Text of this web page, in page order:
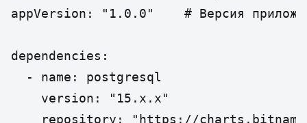
appVersion: "1.0.0"    # Версия
dependencies:
  - name: postgresql
    version: "15.x.x"
repository: "https://